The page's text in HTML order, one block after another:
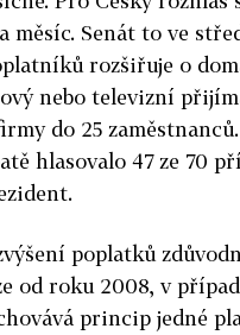
měsíc. Senát to ve
rozšiřuje o
nebo televizní
do 25
hlasovalo 47 ze 70
poplatků
od roku 2008, v
princip jedné